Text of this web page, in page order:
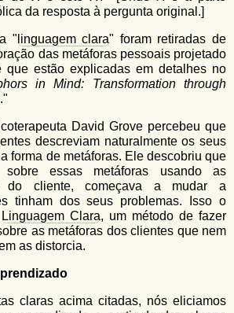
da resposta à pergunta original.]
" linguagem clara" foram retiradas de
das metáforas pessoais projetado
que estão explicadas em detalhes no
in Mind: Transformation through
."
David Grove percebeu que
descreviam naturalmente os seus
forma de metáforas. Ele descobriu que
sobre essas metáforas usando as
do cliente, começava a mudar a
tinham dos seus problemas. Isso o
Linguagem Clara, um método de fazer
as metáforas dos clientes que nem
as distorcia.
claras acima citadas, nós eliciamos